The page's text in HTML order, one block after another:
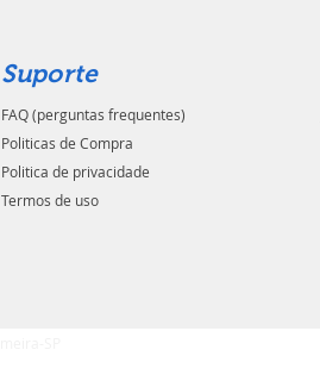
Suporte
FAQ (perguntas frequentes)
Politicas de Compra
Politica de privacidade
Termos de uso